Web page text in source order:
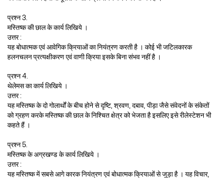
प्रश्न 3.
मस्तिष्क की छाल के कार्य लिखिये ।
उत्तर :
यह बोधात्मक एवं आवेगिक क्रियाओं का नियंत्रण करती है । कोई भी जटिलकारक
हलनचलन प्रत्यक्षीकरण एवं वाणी क्रिया इसके बिना संभव नहीं है ।
प्रश्न 4.
थेलेमस का कार्य लिखिये ।
उत्तर :
यह मस्तिष्क के दो गोलार्थों के बीच होने से दृष्टि, श्रवण, दबाव, पीड़ा जैसे संवेदनों के संकेतों
को ग्रहण करके मस्तिष्क की छाल के निश्चित क्षेत्र को भेजता है इसलिए इसे रीलेस्टेशन भी
कहते हैं ।
प्रश्न 5.
मस्तिष्क के अग्रखण्ड के कार्य लिखिये ।
उत्तर :
यह मस्तिष्क में सबसे आगे कारक नियंत्रण एवं बोधात्मक क्रियाओं से जुड़ा है । यह विचार,